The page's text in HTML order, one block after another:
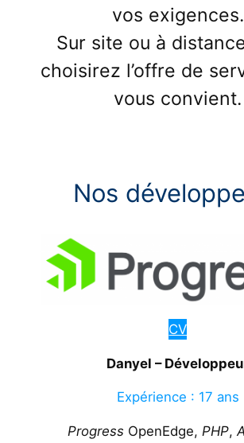
vos exigences.
Sur site ou à
choisirez l’offre de
vous convient.
Nos
CV
Danyel –
Expérience : 17 ans
Progress OpenEdge, PHP,